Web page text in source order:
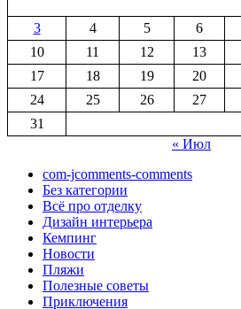
3
4 5 6
10
11 12 13
17
18 19 20
24
25 26 27
31
« Июл
com-jcomments-comments
Без категории
Всё про отделку
Дизайн интерьера
Кемпинг
Новости
Пляжи
Полезные советы
Приключения